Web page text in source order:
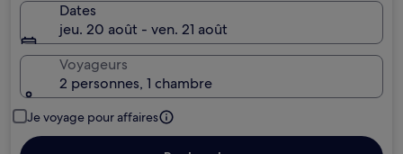
Dates
jeu. 20 août - ven. 21 août
Voyageurs
2 personnes, 1 chambre
Je voyage pour affaires